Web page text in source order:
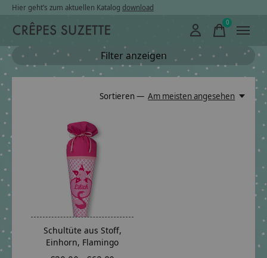
Hier geht’s zum aktuellen Katalog download
0items
Filter anzeigen
Sortieren — Am meisten angesehen
Schultüte aus Stoff,
Einhorn, Flamingo